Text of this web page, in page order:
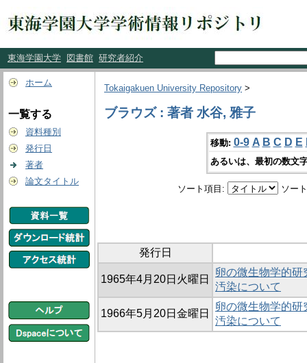
東海学園大学 図書館 研究者紹介
ホーム
一覧する
資料種別
発行日
著者
論文タイトル
Tokaigakuen University Repository >
ブラウズ : 著者 水谷, 雅子
移動: 0-9 A B C D E
あるいは、最初の数文
ソート項目: ソー
発行日
1965年4月20日火曜日
卵の微生物学的研
汚染について
1966年5月20日金曜日
卵の微生物学的研
汚染について